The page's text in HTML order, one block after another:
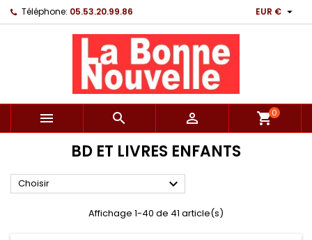
Téléphone: 05.53.20.99.86 EUR € 
   shopping_cart0
BD ET LIVRES ENFANTS
Choisir 
Affichage 1-40 de 41 article(s)